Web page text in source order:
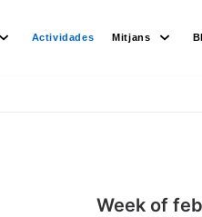
Actividades Mitjans
Week of